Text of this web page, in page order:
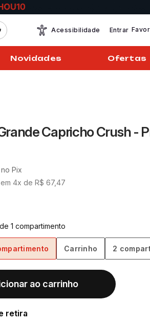
Acessibilidade Entrar
Novidades Ofertas
Capricho Crush -
no Pix
em 4x de R$ 67,47
1 compartimento
Carrinho 2
ao carrinho
retira